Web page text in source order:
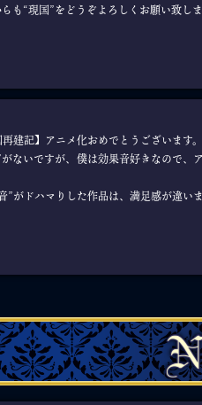
も“現国”をどうぞよろしくお願い致しま
建記】アニメ化おめでとうございます。
ないですが、僕は効果音好きなので
”がドハマりした作品は、満足感が違い